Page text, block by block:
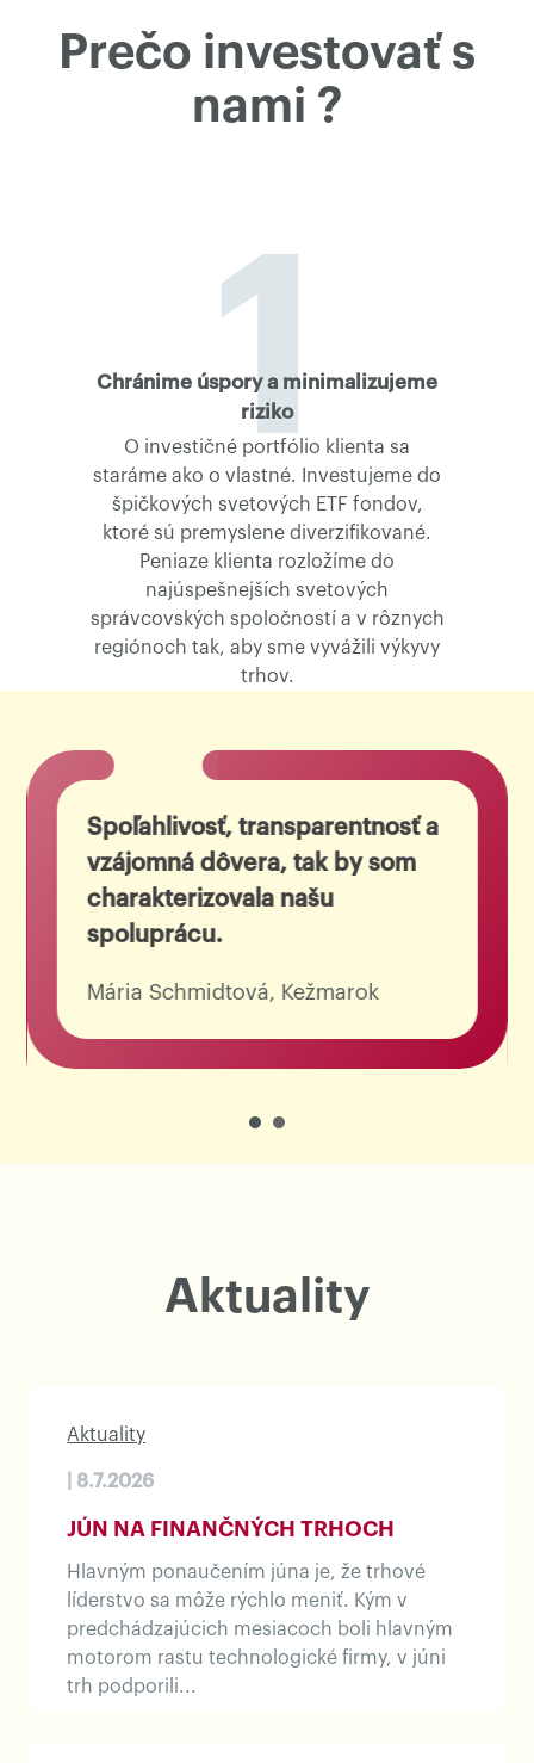
Prečo investovať s
nami ?
1
Chránime úspory a minimalizujeme
riziko
O investičné portfólio klienta sa
staráme ako o vlastné. Investujeme do
špičkových svetových ETF fondov,
ktoré sú premyslene diverzifikované.
Peniaze klienta rozložíme do
najúspešnejších svetových
správcovských spoločností a v rôznych
regiónoch tak, aby sme vyvážili výkyvy
trhov.
Spoľahlivosť, transparentnosť a
vzájomná dôvera, tak by som
charakterizovala našu
spoluprácu.
Mária Schmidtová, Kežmarok
Aktuality
Aktuality
| 8.7.2026
JÚN NA FINANČNÝCH TRHOCH
Hlavným ponaučením júna je, že trhové
líderstvo sa môže rýchlo meniť. Kým v
predchádzajúcich mesiacoch boli hlavným
motorom rastu technologické firmy, v júni
trh podporili...